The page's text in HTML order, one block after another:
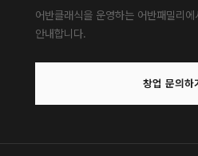
어반클래식을 운영하는 어반패밀리
안내합니다.
창업 문의하